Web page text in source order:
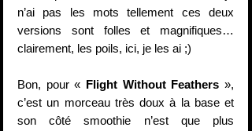
n’ai pas les mots tellement ces deux
versions sont folles et magnifiques…
clairement, les poils, ici, je les ai ;)
Bon, pour « Flight Without Feathers »,
c’est un morceau très doux à la base et
son côté smoothie n’est que plus